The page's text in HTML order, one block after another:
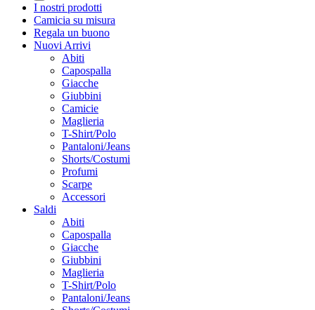
I nostri prodotti
Camicia su misura
Regala un buono
Nuovi Arrivi
Abiti
Capospalla
Giacche
Giubbini
Camicie
Maglieria
T-Shirt/Polo
Pantaloni/Jeans
Shorts/Costumi
Profumi
Scarpe
Accessori
Saldi
Abiti
Capospalla
Giacche
Giubbini
Maglieria
T-Shirt/Polo
Pantaloni/Jeans